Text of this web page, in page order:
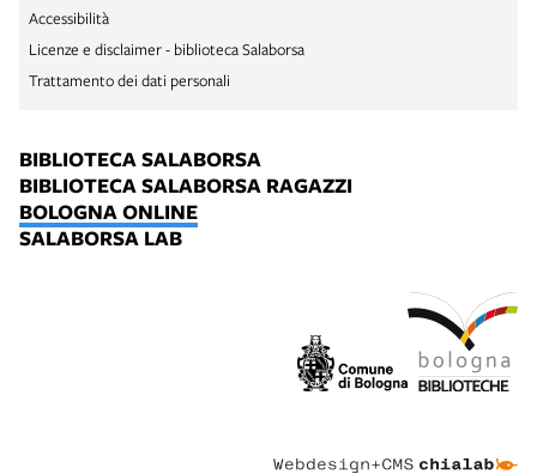
Accessibilità
Licenze e disclaimer - biblioteca Salaborsa
Trattamento dei dati personali
BIBLIOTECA SALABORSA
BIBLIOTECA SALABORSA RAGAZZI
BOLOGNA ONLINE
SALABORSA LAB